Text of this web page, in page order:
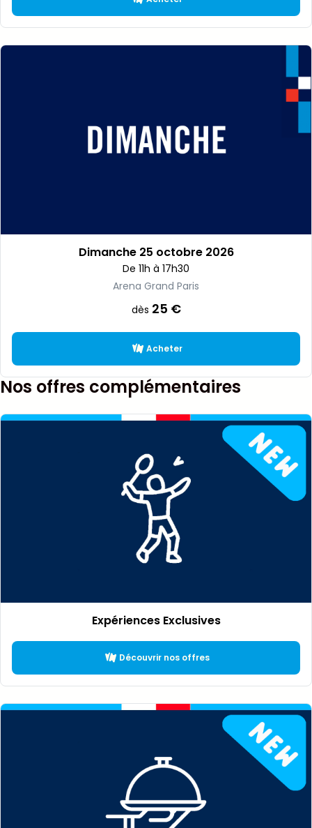
Dimanche 25 octobre 2026
De 11h à 17h30
Arena Grand Paris
dès 25 €
Acheter
Nos offres complémentaires
Expériences Exclusives
Découvrir nos offres